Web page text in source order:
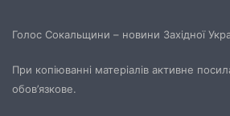
Голос Сокальщини – новини Західної
При копіюванні матеріалів активне
обов’язкове.